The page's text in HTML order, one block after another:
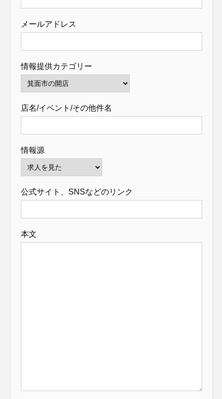
メールアドレス
情報提供カテゴリー
店名/イベント/その他件名
情報源
公式サイト、SNSなどのリンク
本文